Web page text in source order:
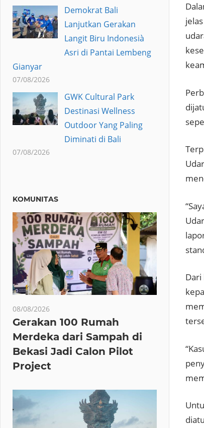
Demokrat Bali
Lanjutkan Gerakan
Langit Biru Indonesià
Asri di Pantai Lembeng
Gianyar
07/08/2026
GWK Cultural Park
Destinasi Wellness
Outdoor Yang Paling
Diminati di Bali
07/08/2026
KOMUNITAS
08/08/2026
Gerakan 100 Rumah
Merdeka dari Sampah di
Bekasi Jadi Calon Pilot
Project